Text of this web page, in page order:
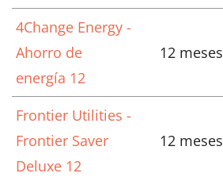
4Change Energy -
Ahorro de
energía 12
12 meses
Frontier Utilities -
Frontier Saver
Deluxe 12
12 meses